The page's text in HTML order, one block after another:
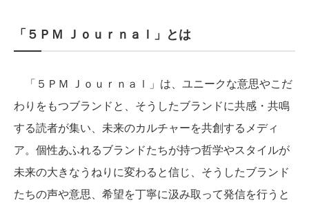
「５ＰＭ Ｊｏｕｒｎａｌ」とは
「５ＰＭ Ｊｏｕｒｎａｌ」は、ユニークな意思やこだ
わりをもつブランドと、そうしたブランドに共感・共鳴
する読者が集い、未来のカルチャーを共創するメディ
ア。個性あふれるブランドたちが持つ哲学やスタイルが
未来の大きなうねりに変わると信じ、そうしたブランド
たちの声や意思、希望を丁寧に汲み取って発信を行うと